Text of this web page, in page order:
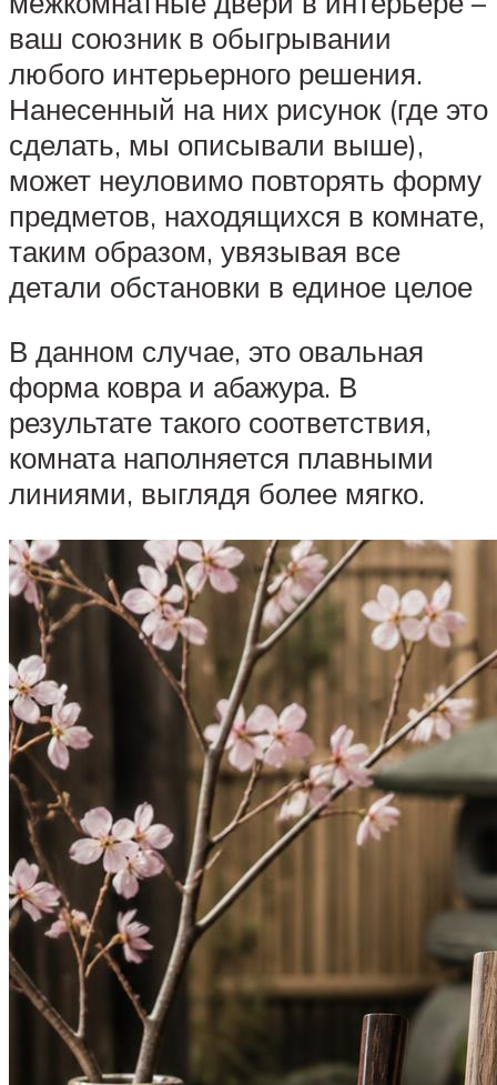
ваш союзник в обыгрывании
любого интерьерного решения.
Нанесенный на них рисунок (где это
сделать, мы описывали выше),
может неуловимо повторять форму
предметов, находящихся в комнате,
таким образом, увязывая все
детали обстановки в единое целое
В данном случае, это овальная
форма ковра и абажура. В
результате такого соответствия,
комната наполняется плавными
линиями, выглядя более мягко.